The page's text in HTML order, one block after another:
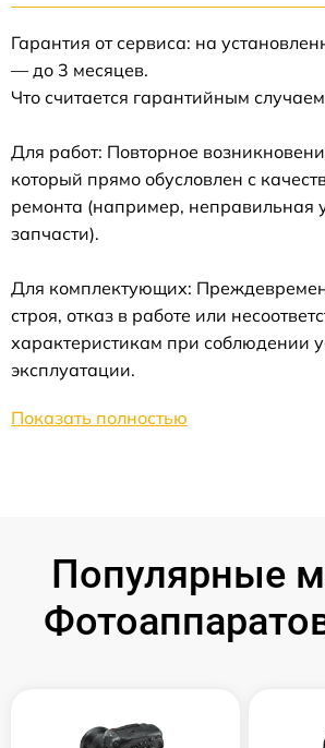
Гарантия от сервиса: на
— до 3 месяцев.
Что считается гарантийным
Для работ: Повторное
который прямо обусловлен с
ремонта (например, неправильная
запчасти).
Для комплектующих:
строя, отказ в работе или
характеристикам при соблюдении
эксплуатации.
Показать полностью
Популярные